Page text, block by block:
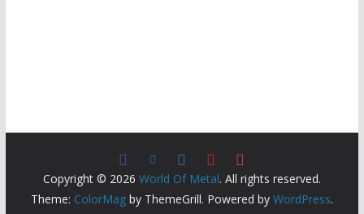
Copyright © 2026 World Of Metal. All rights reserved.
Theme: ColorMagby ThemeGrill. Powered by WordPress.